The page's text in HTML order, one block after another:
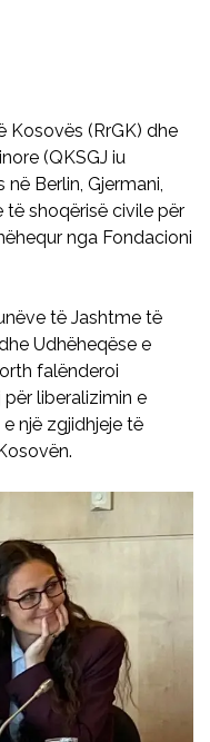
Kosovës (RrGK) dhe
(QKSGJ iu
Berlin, Gjermani,
shoqërisë civile për
nga Fondacioni
të Jashtme të
Udhëheqëse e
falënderoi
liberalizimin e
një zgjidhjeje të